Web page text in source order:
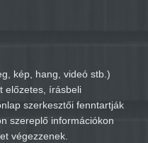
kép, hang, videó stb.)
előzetes, írásbeli
szerkesztői fenntartják
szereplő információkon
végezzenek.